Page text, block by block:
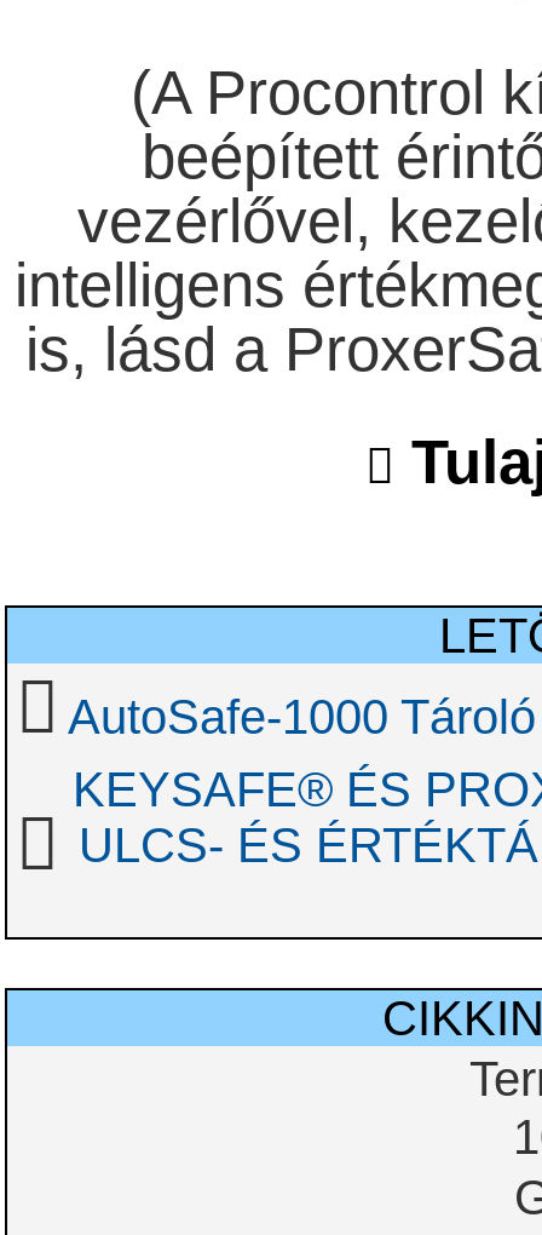
(A Procontrol
beépített
vezérlővel,
intelligens
is, lásd a
AutoSafe-1000
KEYSAFE® ÉS
ULCS- ÉS